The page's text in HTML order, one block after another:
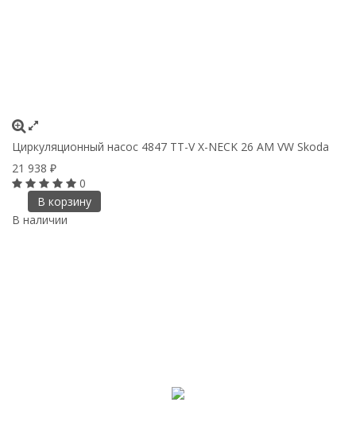
Циркуляционный насос 4847 TT-V X-NECK 26 AM VW Skoda
21 938 ₽
0
В корзину
В наличии